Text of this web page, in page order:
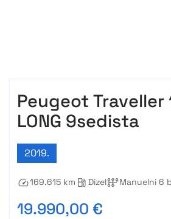
Peugeot Traveller
LONG 9sedista
2019.
169.615 km Dizel Manuelni 6
19.990,00 €